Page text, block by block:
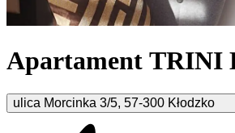
Apartament TRINI
ulica Morcinka 3/5, 57-300 Kłodzko